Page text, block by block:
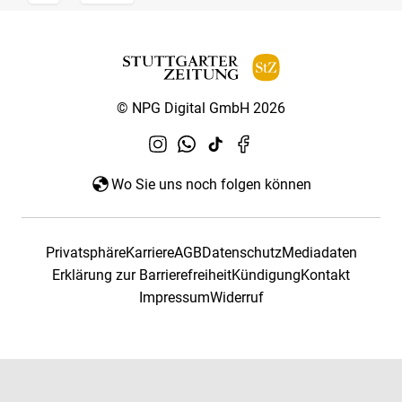
© NPG Digital GmbH 2026
Wo Sie uns noch folgen können
PrivatsphäreKarriereAGBDatenschutzMediadaten
Erklärung zur BarrierefreiheitKündigungKontakt
ImpressumWiderruf